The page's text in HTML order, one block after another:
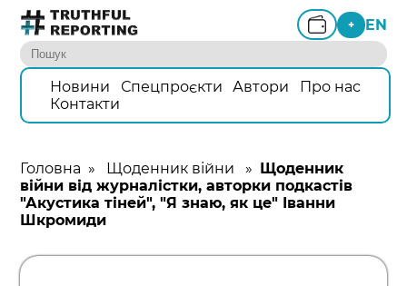
+ EN
Новини Спецпроєкти Автори
Про нас
Контакти
Головна » Щоденник війни » Щоденник
війни від журналістки, авторки подкастів
"Акустика тіней", "Я знаю, як це" Іванни
Шкромиди